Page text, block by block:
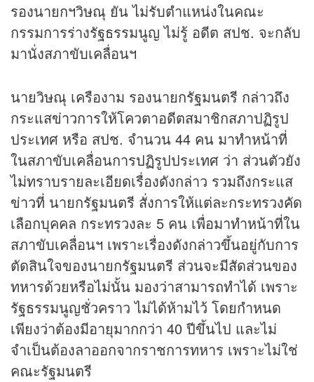
รองนายกฯวิษณุ ยัน ไม่รับตำแหน่งในคณะ
กรรมการร่างรัฐธรรมนูญ ไม่รู้ อดีต สปช. จะกลับ
มานั่งสภาขับเคลื่อนฯ
นายวิษณุ เครืองาม รองนายกรัฐมนตรี กล่าวถึง
กระแสข่าวการให้โควตาอดีตสมาชิกสภาปฏิรูป
ประเทศ หรือ สปช. จำนวน 44 คน มาทำหน้าที่
ในสภาขับเคลื่อนการปฏิรูปประเทศ ว่า ส่วนตัวยัง
ไม่ทราบรายละเอียดเรื่องดังกล่าว รวมถึงกระแส
ข่าวที่ นายกรัฐมนตรี สั่งการให้แต่ละกระทรวงคัด
เลือกบุคคล กระทรวงละ 5 คน เพื่อมาทำหน้าที่ใน
สภาขับเคลื่อนฯ เพราะเรื่องดังกล่าวขึ้นอยู่กับการ
ตัดสินใจของนายกรัฐมนตรี ส่วนจะมีสัดส่วนของ
ทหารด้วยหรือไม่นั้น มองว่าสามารถทำได้ เพราะ
รัฐธรรมนูญชั่วคราว ไม่ได้ห้ามไว้ โดยกำหนด
เพียงว่าต้องมีอายุมากกว่า 40 ปีขึ้นไป และไม่
จำเป็นต้องลาออกจากราชการทหาร เพราะไม่ใช่
คณะรัฐมนตรี